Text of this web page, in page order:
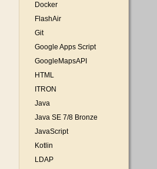
Docker
FlashAir
Git
Google Apps Script
GoogleMapsAPI
HTML
ITRON
Java
Java SE 7/8 Bronze
JavaScript
Kotlin
LDAP